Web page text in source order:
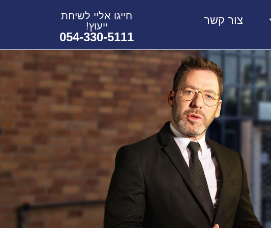
צור קשר
חייגו אליי לשיחת
ייעוץ!
054-330-5111